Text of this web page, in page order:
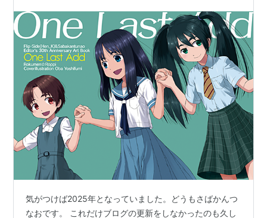
気がつけば2025年となっていました。どうもさばかんつ
なおです。 これだけブログの更新をしなかったのも久し